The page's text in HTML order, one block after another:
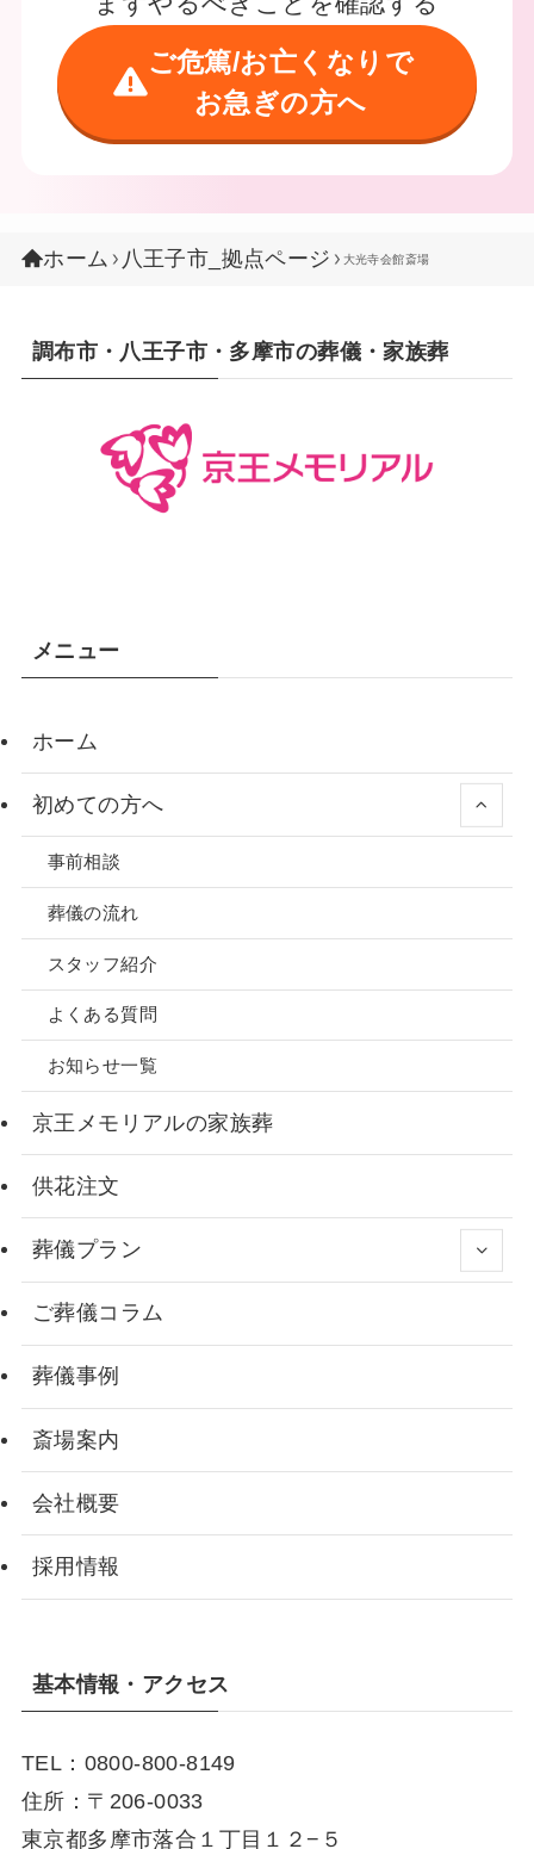
ご危篤/お亡くなりで
お急ぎの方へ
ホーム 八王子市_拠点ページ 大光寺会館斎場
調布市・八王子市・多摩市の葬儀・家族葬
メニュー
ホーム
初めての方へ
事前相談
葬儀の流れ
スタッフ紹介
よくある質問
お知らせ一覧
京王メモリアルの家族葬
供花注文
葬儀プラン
ご葬儀コラム
葬儀事例
斎場案内
会社概要
採用情報
基本情報・アクセス
TEL：0800-800-8149
住所：〒206-0033
東京都多摩市落合１丁目１２−５